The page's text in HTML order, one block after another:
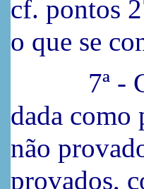
cf. pontos
o que se
7ª -
dada como
não
provados,